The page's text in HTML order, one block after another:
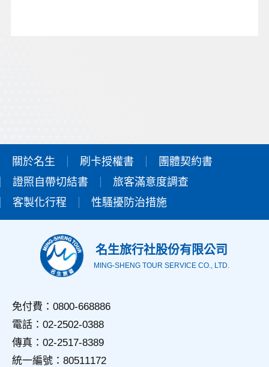
關於名生 刷卡授權書
團體契約書
證照自帶切結書
旅客滿意度調查
客製化行程
性騷擾防治措施
名生旅行社股份有限公司
MING-SHENG TOUR SERVICE CO., LTD.
免付費：0800-668886
電話：02-2502-0388
傳真：02-2517-8389
統一編號：80511172